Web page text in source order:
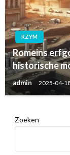
RZYM
Romeins
historische
admin 2025-04-
Zoeken